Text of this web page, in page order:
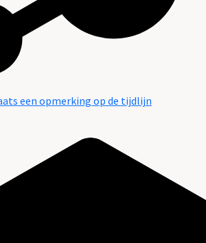
een opmerking op de tijdlijn